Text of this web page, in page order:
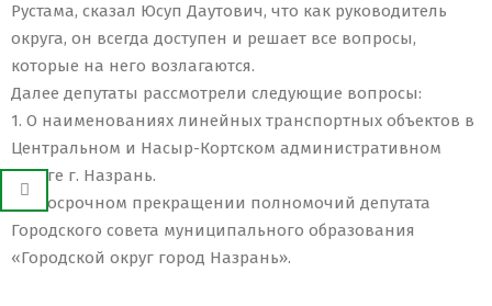
Рустама, сказал Юсуп Даутович, что как руководитель
округа, он всегда доступен и решает все вопросы,
которые на него возлагаются.
Далее депутаты рассмотрели следующие вопросы:
1. О наименованиях линейных транспортных объектов в
Центральном и Насыр-Кортском административном
округе г. Назрань.
2.О досрочном прекращении полномочий депутата
Городского совета муниципального образования
«Городской округ город Назрань».